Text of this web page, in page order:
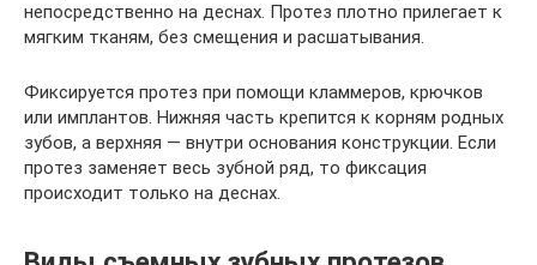
непосредственно на деснах. Протез плотно прилегает к
мягким тканям, без смещения и расшатывания.
Фиксируется протез при помощи кламмеров, крючков
или имплантов. Нижняя часть крепится к корням родных
зубов, а верхняя — внутри основания конструкции. Если
протез заменяет весь зубной ряд, то фиксация
происходит только на деснах.